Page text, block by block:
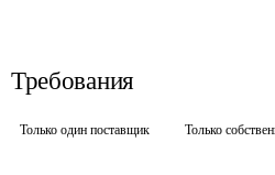
Требования
Только один поставщик Только